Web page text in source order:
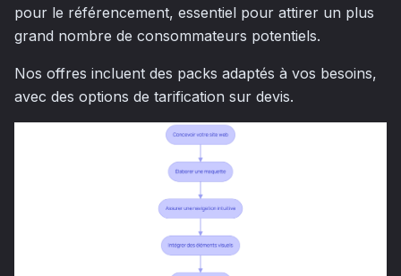
pour le référencement, essentiel pour attirer un plus
grand nombre de consommateurs potentiels.
Nos offres incluent des packs adaptés à vos besoins,
avec des options de tarification sur devis.